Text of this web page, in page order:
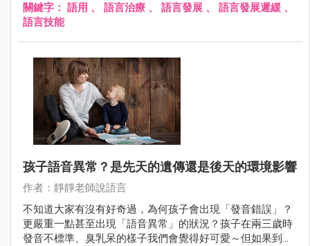
關鍵字： 語用 、 語言治療 、 語言發展 、 語言發展遲緩 、
語言技能
孩子語音異常？是先天的遺傳還是後天的環境影響
作者：靜靜老師說語言
不知道大家有沒有好奇過，為何孩子會出現「發音錯誤」？
更嚴重一點甚至出現「語音異常」的狀況？孩子在兩三歲時
發音不標準、臭乳呆的樣子我們會覺得好可愛～但如果到了